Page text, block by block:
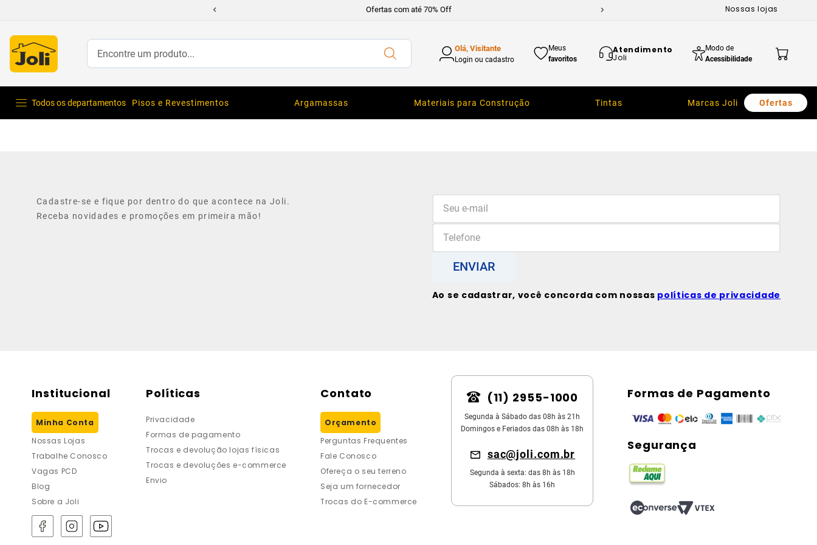
Ofertas com até 70% Off Nossas lojas
Encontre um produto... Olá, Visitante
Login ou cadastro
Meus
favoritos
Atendimento
Joli
Modo de
Acessibilidade
Todos os departamentos Pisos e Revestimentos Argamassas Materiais para Construção Tintas Marcas Joli Ofertas
Cadastre-se e fique por dentro do que acontece na Joli.
Receba novidades e promoções em primeira mão!
ENVIAR
Ao se cadastrar, você concorda com nossas políticas de privacidade
Institucional
Minha Conta
Nossas Lojas
Trabalhe Conosco
Vagas PCD
Blog
Sobre a Joli
Políticas
Privacidade
Formas de pagamento
Trocas e devolução lojas físicas
Trocas e devoluções e-commerce
Envio
Contato
Orçamento
Perguntas Frequentes
Fale Conosco
Ofereça o seu terreno
Seja um fornecedor
Trocas do E-commerce
(11) 2955-1000
Segunda à Sábado das 08h às 21h
Domingos e Feriados das 08h às 18h
sac@joli.com.br
Segunda à sexta: das 8h às 18h
Sábados: 8h às 16h
Formas de Pagamento
Segurança